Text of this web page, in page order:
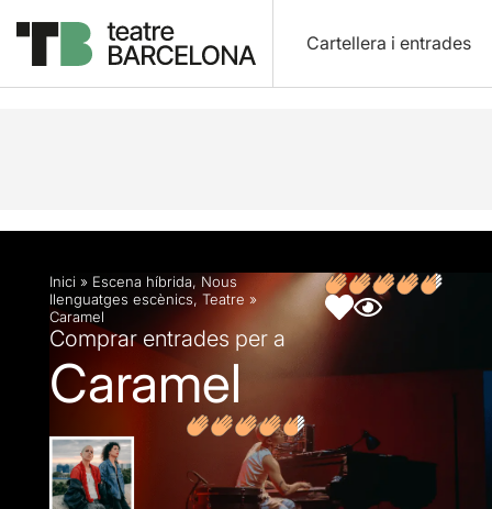
Cartellera i entrades
Descripció Fitxa artística Fotos i vídeos
Inici » Escena híbrida, Nous
llenguatges escènics, Teatre »
Caramel
Comprar entrades per a
Caramel